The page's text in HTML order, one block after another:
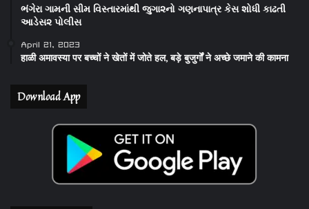
ભંગેરા ગામની સીમ વિસ્તારમાંથી જુગા૨નો ગણનાપાત્ર કેસ શોધી કાઢતી
આડેસ૨ પોલીસ
April 21, 2023
हाळी अमावस्या पर बच्चों ने खेतों में जोते हल, बड़े बुजुर्गों ने अच्छे जमाने की कामना
Download App